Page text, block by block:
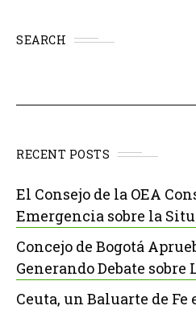
SEARCH
RECENT POSTS
El Consejo de la OEA
Emergencia sobre la
Concejo de Bogotá
Generando Debate sobre
Ceuta, un Baluarte de